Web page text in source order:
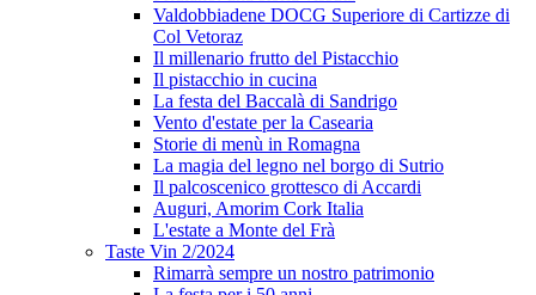
Valdobbiadene DOCG Superiore di Cartizze di
Col Vetoraz
Il millenario frutto del Pistacchio
Il pistacchio in cucina
La festa del Baccalà di Sandrigo
Vento d'estate per la Casearia
Storie di menù in Romagna
La magia del legno nel borgo di Sutrio
Il palcoscenico grottesco di Accardi
Auguri, Amorim Cork Italia
L'estate a Monte del Frà
Taste Vin 2/2024
Rimarrà sempre un nostro patrimonio